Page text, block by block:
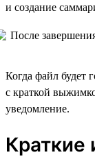
и создание
Когда файл будет
с краткой
уведомление.
Краткие